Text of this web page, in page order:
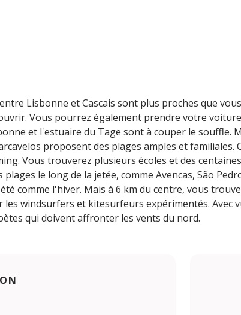
Lisbonne et Cascais sont plus proches que
Vous pourrez également prendre votre
et l'estuaire du Tage sont à couper le souffle.
proposent des plages amples et
Vous trouverez plusieurs écoles et des
le long de la jetée, comme Avencas, São
comme l'hiver. Mais à 6 km du centre, vous
windsurfers et kitesurfeurs expérimentés. Avec
qui doivent affronter les vents du nord.